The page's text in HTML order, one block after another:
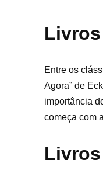
Entre os
Agora” de
importância
começa com